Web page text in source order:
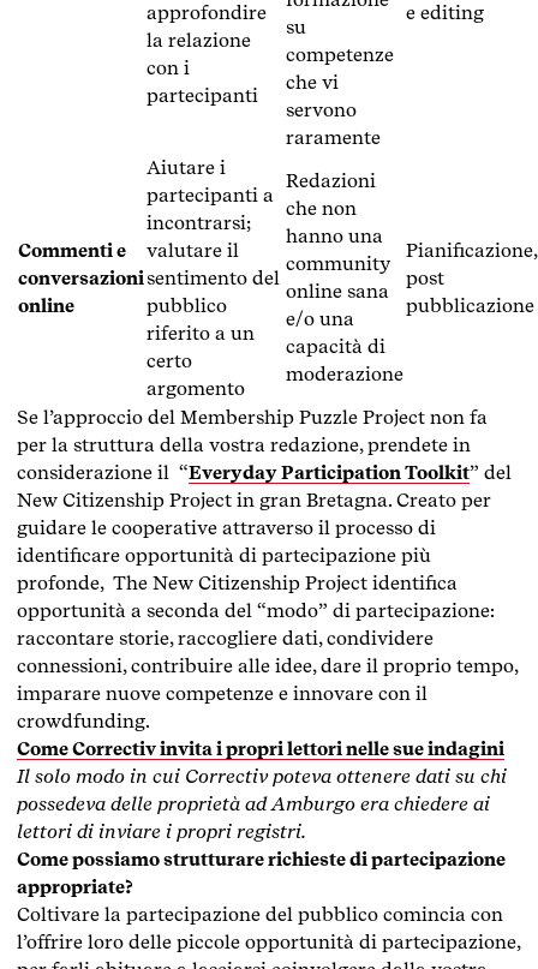
approfondire
la relazione
con i
partecipanti
su
competenze
che vi
servono
raramente
e editing
Commenti e
conversazioni
online
Aiutare i
partecipanti a
incontrarsi;
valutare il
sentimento del
pubblico
riferito a un
certo
argomento
Redazioni
che non
hanno una
community
online sana
e/o una
capacità di
moderazione
Pianificazione,
post
pubblicazione
Se l’approccio del Membership Puzzle Project non fa
per la struttura della vostra redazione, prendete in
considerazione il “Everyday Participation Toolkit” del
New Citizenship Project in gran Bretagna. Creato per
guidare le cooperative attraverso il processo di
identificare opportunità di partecipazione più
profonde, The New Citizenship Project identifica
opportunità a seconda del “modo” di partecipazione:
raccontare storie, raccogliere dati, condividere
connessioni, contribuire alle idee, dare il proprio tempo,
imparare nuove competenze e innovare con il
crowdfunding.
Come Correctiv invita i propri lettori nelle sue indagini
Il solo modo in cui Correctiv poteva ottenere dati su chi
possedeva delle proprietà ad Amburgo era chiedere ai
lettori di inviare i propri registri.
Come possiamo strutturare richieste di partecipazione
appropriate?
Coltivare la partecipazione del pubblico comincia con
l’offrire loro delle piccole opportunità di partecipazione,